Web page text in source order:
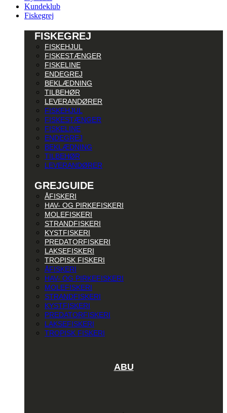
Kundeklub
Fiskegrej
FISKEGREJ
FISKEHJUL
FISKESTÆNGER
FISKELINE
ENDEGREJ
BEKLÆDNING
TILBEHØR
LEVERANDØRER
FISKEHJUL
FISKESTÆNGER
FISKELINE
ENDEGREJ
BEKLÆDNING
TILBEHØR
LEVERANDØRER
GREJGUIDE
ÅFISKERI
HAV- OG PIRKEFISKERI
MOLEFISKERI
STRANDFISKERI
KYSTFISKERI
PREDATORFISKERI
LAKSEFISKERI
TROPISK FISKERI
ÅFISKERI
HAV- OG PIRKEFISKERI
MOLEFISKERI
STRANDFISKERI
KYSTFISKERI
PREDATORFISKERI
LAKSEFISKERI
TROPISK FISKERI
ABU